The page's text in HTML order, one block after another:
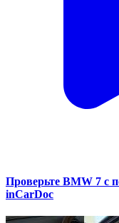
Проверьте BMW 7 с
inCarDoc